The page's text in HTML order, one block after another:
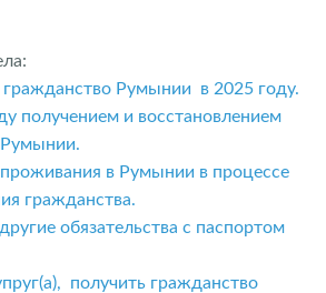
гражданство Румынии в 2025 году.
получением и восстановлением
Румынии.
в Румынии в процессе
гражданства.
обязательства с паспортом
получить гражданство